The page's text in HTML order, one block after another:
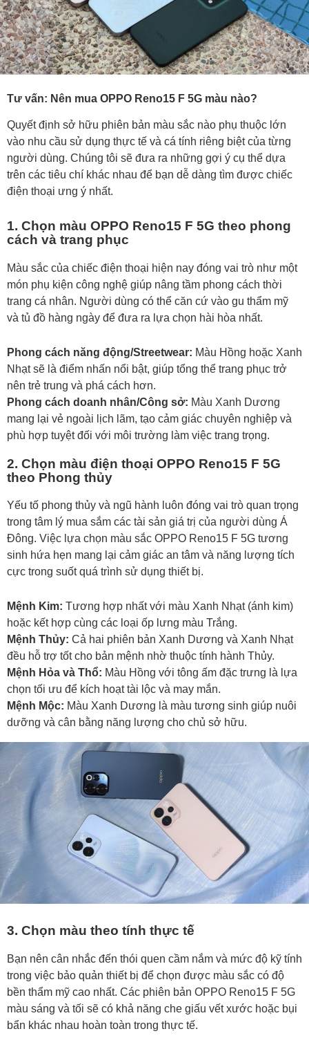
Tư vấn: Nên mua OPPO Reno15 F 5G màu nào?
Quyết định sở hữu phiên bản màu sắc nào phụ thuộc lớn
vào nhu cầu sử dụng thực tế và cá tính riêng biệt của từng
người dùng. Chúng tôi sẽ đưa ra những gợi ý cụ thể dựa
trên các tiêu chí khác nhau để bạn dễ dàng tìm được chiếc
điện thoại ưng ý nhất.
1. Chọn màu OPPO Reno15 F 5G theo phong
cách và trang phục
Màu sắc của chiếc điện thoại hiện nay đóng vai trò như một
món phụ kiện công nghệ giúp nâng tầm phong cách thời
trang cá nhân. Người dùng có thể căn cứ vào gu thẩm mỹ
và tủ đồ hàng ngày để đưa ra lựa chọn hài hòa nhất.
Phong cách năng động/Streetwear: Màu Hồng hoặc Xanh
Nhạt sẽ là điểm nhấn nổi bật, giúp tổng thể trang phục trở
nên trẻ trung và phá cách hơn.
Phong cách doanh nhân/Công sở: Màu Xanh Dương
mang lại vẻ ngoài lịch lãm, tạo cảm giác chuyên nghiệp và
phù hợp tuyệt đối với môi trường làm việc trang trọng.
2. Chọn màu điện thoại OPPO Reno15 F 5G
theo Phong thủy
Yếu tố phong thủy và ngũ hành luôn đóng vai trò quan trọng
trong tâm lý mua sắm các tài sản giá trị của người dùng Á
Đông. Việc lựa chọn màu sắc OPPO Reno15 F 5G tương
sinh hứa hẹn mang lại cảm giác an tâm và năng lượng tích
cực trong suốt quá trình sử dụng thiết bị.
Mệnh Kim: Tương hợp nhất với màu Xanh Nhạt (ánh kim)
hoặc kết hợp cùng các loại ốp lưng màu Trắng.
Mệnh Thủy: Cả hai phiên bản Xanh Dương và Xanh Nhạt
đều hỗ trợ tốt cho bản mệnh nhờ thuộc tính hành Thủy.
Mệnh Hỏa và Thổ: Màu Hồng với tông ấm đặc trưng là lựa
chọn tối ưu để kích hoạt tài lộc và may mắn.
Mệnh Mộc: Màu Xanh Dương là màu tương sinh giúp nuôi
dưỡng và cân bằng năng lượng cho chủ sở hữu.
3. Chọn màu theo tính thực tế
Bạn nên cân nhắc đến thói quen cầm nắm và mức độ kỹ tính
trong việc bảo quản thiết bị để chọn được màu sắc có độ
bền thẩm mỹ cao nhất. Các phiên bản OPPO Reno15 F 5G
màu sáng và tối sẽ có khả năng che giấu vết xước hoặc bụi
bẩn khác nhau hoàn toàn trong thực tế.